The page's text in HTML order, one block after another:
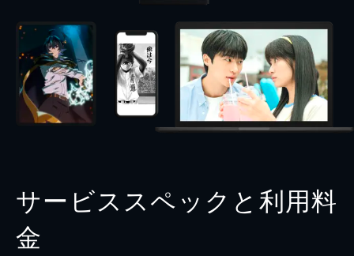
サービススペックと利用料
金